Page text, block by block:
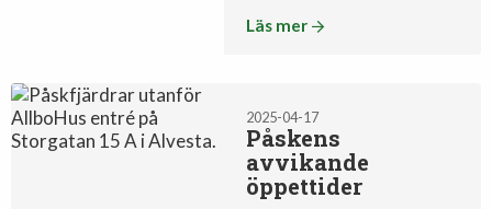
Läs mer
2025-04-17
Påskens
avvikande
öppettider